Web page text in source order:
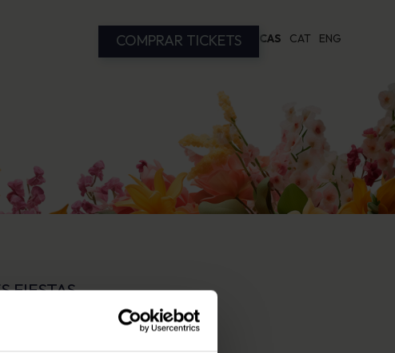
CAS CAT ENG
COMPRAR TICKETS
FIESTAS
el ámbito nacional e internacional.